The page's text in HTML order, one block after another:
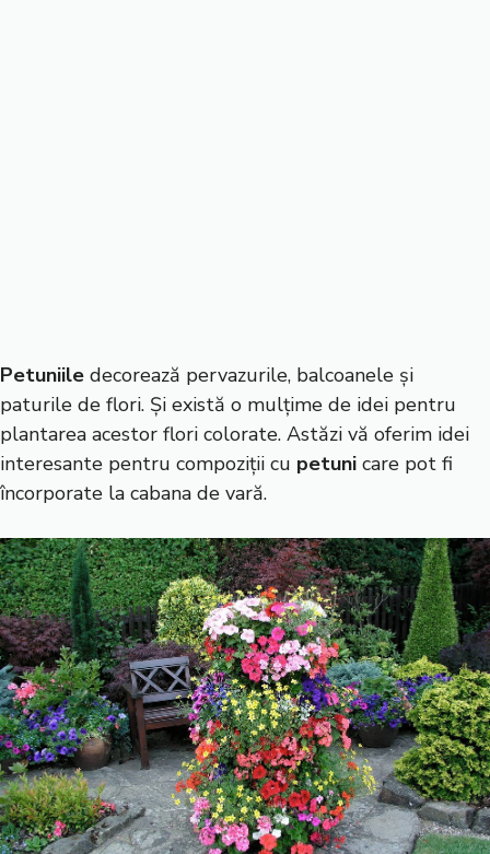
Petuniile decorează pervazurile, balcoanele și
paturile de flori. Și există o mulțime de idei pentru
plantarea acestor flori colorate. Astăzi vă oferim idei
interesante pentru compoziții cu petuni care pot fi
încorporate la cabana de vară.